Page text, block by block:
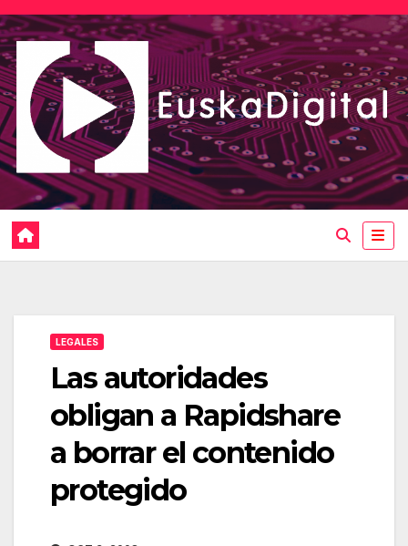
Saltar
al
contenido
LEGALES
Las autoridades
obligan a Rapidshare
a borrar el contenido
protegido